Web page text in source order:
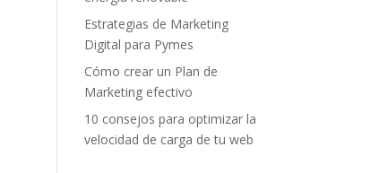
Estrategias de Marketing
Digital para Pymes
Cómo crear un Plan de
Marketing efectivo
10 consejos para optimizar la
velocidad de carga de tu web